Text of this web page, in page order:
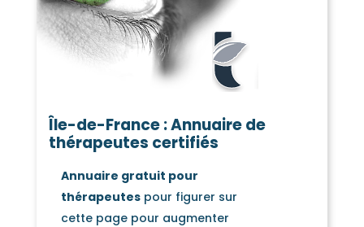
Île-de-France : Annuaire de
thérapeutes certifiés
Annuaire gratuit pour
thérapeutespour figurer sur
cette page pour augmenter